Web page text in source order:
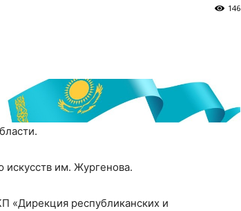
146
искусств им. Жургенова.
«Дирекция республиканских и